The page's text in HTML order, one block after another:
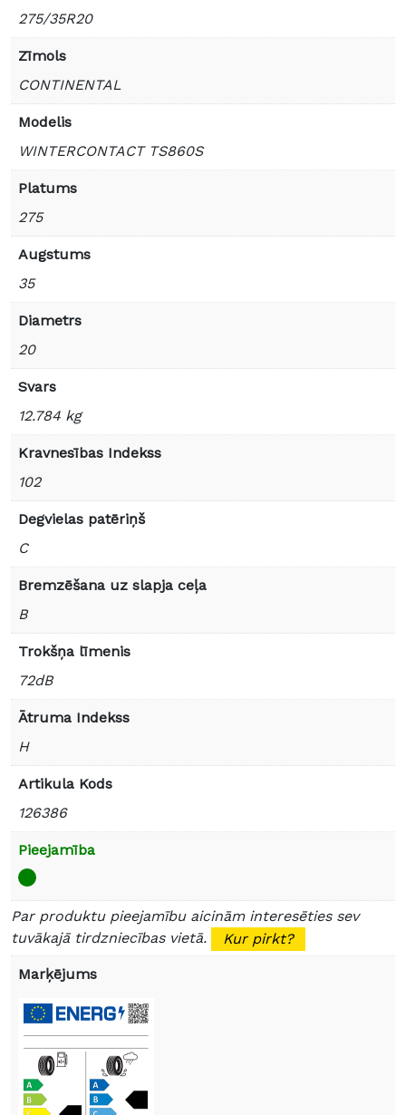
275/35R20
Zīmols
CONTINENTAL
Modelis
WINTERCONTACT TS860S
Platums
275
Augstums
35
Diametrs
20
Svars
12.784 kg
Kravnesības Indekss
102
Degvielas patēriņš
C
Bremzēšana uz slapja ceļa
B
Trokšņa līmenis
72dB
Ātruma Indekss
H
Artikula Kods
126386
Pieejamība
Par produktu pieejamību aicinām interesēties sev
tuvākajā tirdzniecības vietā.
Kur pirkt?
Marķējums